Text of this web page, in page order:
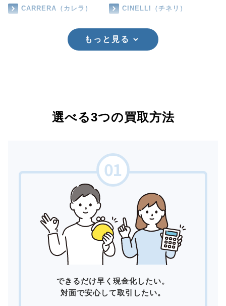
CARRERA（カレラ） CINELLI（チネリ）
もっと見る
選べる3つの買取方法
できるだけ早く現金化したい。
対面で安心して取引したい。